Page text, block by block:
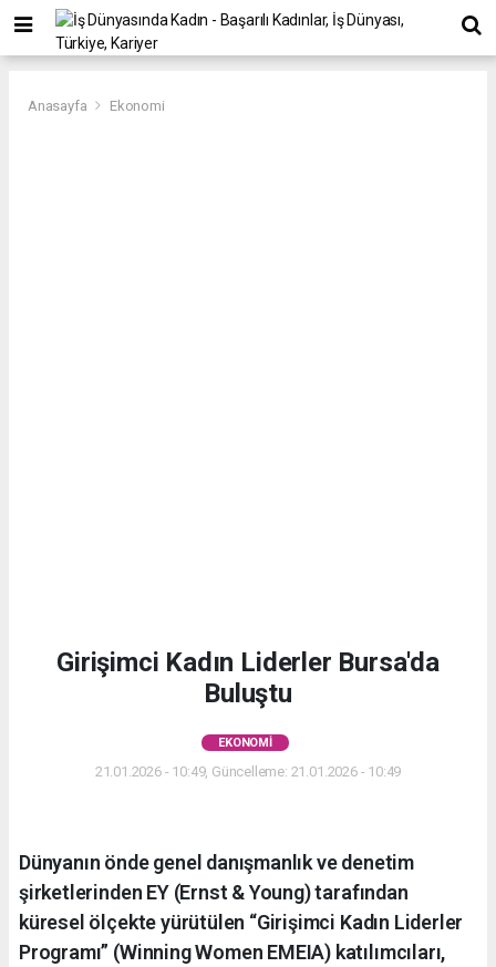
Anasayfa Ekonomi
Girişimci Kadın Liderler Bursa'da
Buluştu
EKONOMI
21.01.2026 - 10:49, Güncelleme: 21.01.2026 - 10:49
Dünyanın önde genel danışmanlık ve denetim
şirketlerinden EY (Ernst & Young) tarafından
küresel ölçekte yürütülen “Girişimci Kadın Liderler
Programı” (Winning Women EMEIA) katılımcıları,